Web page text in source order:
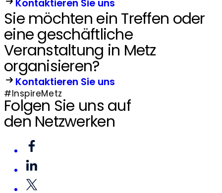
Kontaktieren Sie uns
Sie möchten ein Treffen oder
eine geschäftliche
Veranstaltung in Metz
organisieren?
Kontaktieren Sie uns
#InspireMetz
Folgen Sie uns auf
den Netzwerken